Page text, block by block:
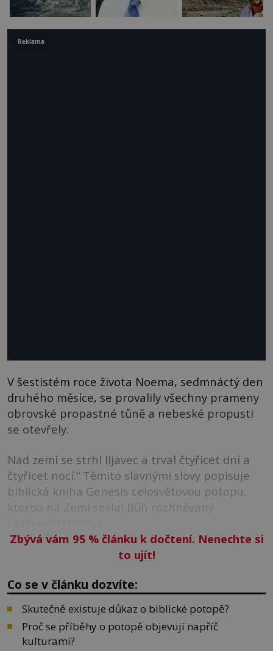
V šestistém roce života Noema, sedmnáctý den
druhého měsíce, se provalily všechny prameny
obrovské propastné tůně a nebeské propusti
se otevřely.
Nad zemí se strhl lijavec a trval čtyřicet dní a
čtyřicet nocí.“ Těmito slavnými slovy popisuje
biblická kniha Genesis celosvětovou potopu,
kterou na Zemi seslal Bůh rozhněvaný
Zbývá vám 95 %článku k dočtení. Nenechte si
to ujít!
Co se v článku dozvíte:
Skutečně existuje důkaz o biblické potopě?
Proč se příběhy o potopě objevují napříč
kulturami?
Reklama